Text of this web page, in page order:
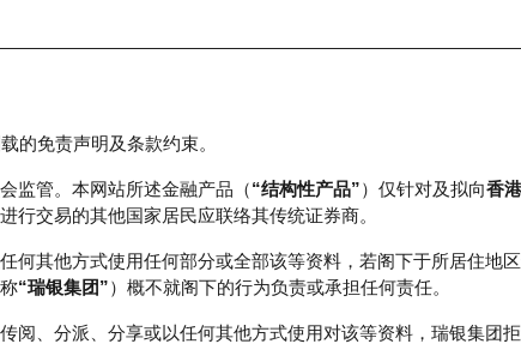
银轮证教室
的免责声明及条款约束。
监管。本网站所述金融产品（“结构性产品”）仅针对及拟向香港
行交易的其他国家居民应联络其传统证券商。
何其他方式使用任何部分或全部该等资料，若阁下于所居住地
“瑞银集团”）概不就阁下的行为负责或承担任何责任。
阅、分派、分享或以任何其他方式使用对该等资料，瑞银集团